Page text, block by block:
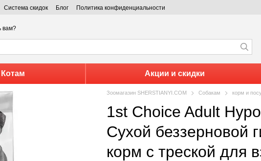
Система скидок Блог Политика конфиденциальности
вам?
Котам Акции и скидки
Зоомагазин SHERSTIANYI.COM Собакам корм и
1st Choice Adult Hypoallergenic Cod 2 кг -
Сухой беззерновой
корм с треской для